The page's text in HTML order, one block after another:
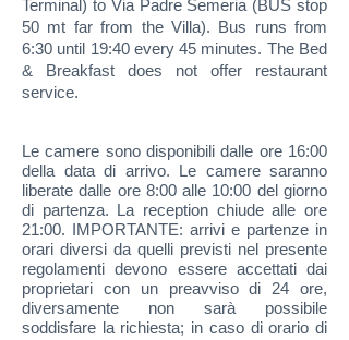
Terminal) to Via Padre Semeria (BUS stop
50 mt far from the Villa). Bus runs from
6:30 until 19:40 every 45 minutes. The Bed
& Breakfast does not offer restaurant
service.
Le camere sono disponibili dalle ore 16:00
della data di arrivo. Le camere saranno
liberate dalle ore 8:00 alle 10:00 del giorno
di partenza. La reception chiude alle ore
21:00. IMPORTANTE: arrivi e partenze in
orari diversi da quelli previsti nel presente
regolamenti devono essere accettati dai
proprietari con un preavviso di 24 ore,
diversamente non sarà possibile
soddisfare la richiesta; in caso di orario di